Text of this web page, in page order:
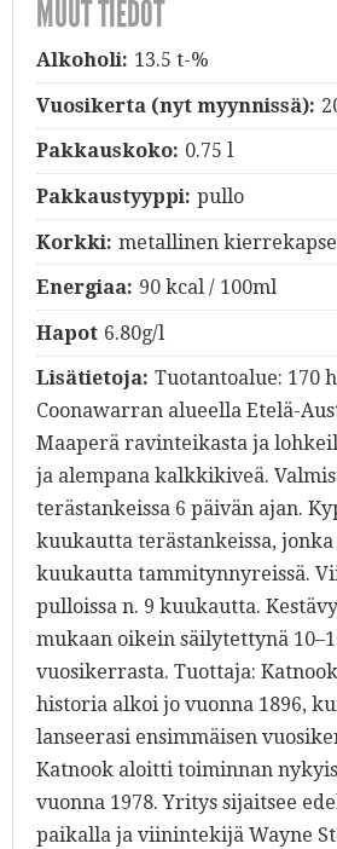
MUUT TIEDOT
Alkoholi: 13.5 t-%
Vuosikerta (nyt myynnissä):
Pakkauskoko: 0.75 l
Pakkaustyyppi: pullo
Korkki: metallinen
Energiaa: 90 kcal / 100ml
Hapot 6.80g/l
Lisätietoja: Tuotantoalue: 170
Coonawarran alueella Etelä-
Maaperä ravinteikasta ja
ja alempana kalkkikiveä.
terästankeissa 6 päivän ajan.
kuukautta terästankeissa, jonka
kuukautta tammitynnyreissä.
pulloissa n. 9 kuukautta.
mukaan oikein säilytettynä
vuosikerrasta. Tuottaja:
historia alkoi jo vuonna 1896,
lanseerasi ensimmäisen
Katnook aloitti toiminnan
vuonna 1978. Yritys sijaitsee
paikalla ja viinintekijä Wayne